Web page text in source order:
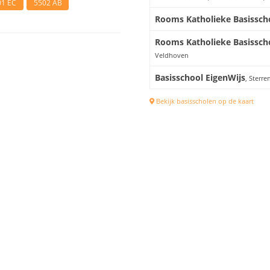
EC 5502 AB
Rooms Katholieke
Rooms Katholieke
Veldhoven
Basisschool EigenWijs,
Bekijk basisscholen op de kaart